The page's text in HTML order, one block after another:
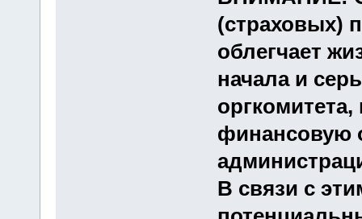
(страховых)
облегчает
начала и
финансовую
В связи с